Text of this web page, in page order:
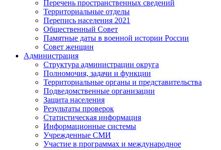
Перечень пространственных сведений
Территориальные отделы
Перепись населения 2021
Общественный Совет
Памятные даты в военной истории России
Совет женщин
Администрация
Структура администрации округа
Полномочия, задачи и функции
Территориальные органы и представительства
Подведомственные организации
Защита населения
Результаты проверок
Статистическая информация
Информационные системы
Учрежденные СМИ
Участие в программах и международное